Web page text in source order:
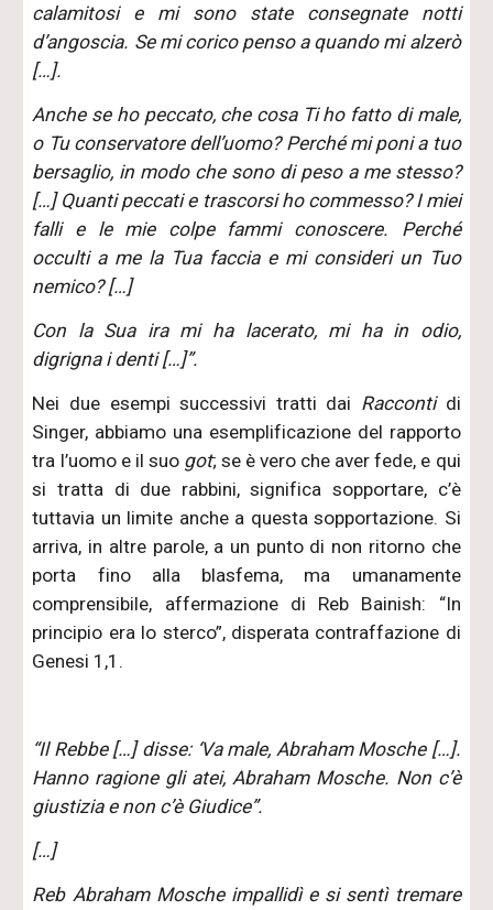
calamitosi e mi sono state consegnate notti
d’angoscia. Se mi corico penso a quando mi alzerò
[…].
Anche se ho peccato, che cosa Ti ho fatto di male,
o Tu conservatore dell’uomo? Perché mi poni a tuo
bersaglio, in modo che sono di peso a me stesso?
[…] Quanti peccati e trascorsi ho commesso? I miei
falli e le mie colpe fammi conoscere. Perché
occulti a me la Tua faccia e mi consideri un Tuo
nemico? […]
Con la Sua ira mi ha lacerato, mi ha in odio,
digrigna i denti […]”.
Nei due esempi successivi tratti dai Raccontidi
Singer, abbiamo una esemplificazione del rapporto
tra l’uomo e il suo got; se è vero che aver fede, e qui
si tratta di due rabbini, significa sopportare, c’è
tuttavia un limite anche a questa sopportazione. Si
arriva, in altre parole, a un punto di non ritorno che
porta fino alla blasfema, ma umanamente
comprensibile, affermazione di Reb Bainish: “In
principio era lo sterco”, disperata contraffazione di
Genesi 1,1.
“Il Rebbe […] disse: ‘Va male, Abraham Mosche […].
Hanno ragione gli atei, Abraham Mosche. Non c’è
giustizia e non c’è Giudice”.
[…]
Reb Abraham Mosche impallidì e si sentì tremare